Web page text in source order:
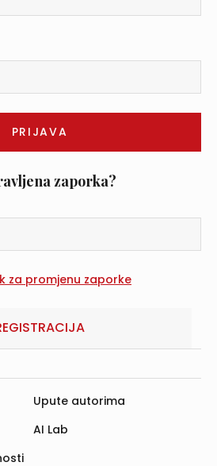
zaporka?
Upute autorima
AI Lab